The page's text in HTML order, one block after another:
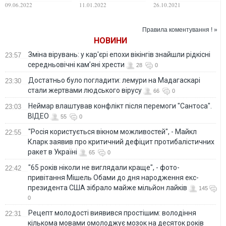
позиции Болгарии
09.06.2022
пригрозившего
11.01.2022
Гатчинс
26.10.2021
Правила коментування ! »
НОВИНИ
23:57
Зміна вірувань: у кар'єрі епохи вікінгів знайшли рідкісні
середньовічні кам’яні хрести
28 0
23:30
Достатньо було погладити: лемури на Мадагаскарі
стали жертвами людського вірусу
66 0
23:03
Неймар влаштував конфлікт після перемоги "Сантоса".
ВІДЕО
55 0
22:55
"Росія користується вікном можливостей", - Майкл
Кларк заявив про критичний дефіцит протибалістичних
ракет в Україні
65 0
22:42
"65 років ніколи не виглядали краще", - фото-
привітання Мішель Обами до дня народження екс-
президента США зібрало майже мільйон лайків
145
0
22:31
Рецепт молодості виявився простішим: володіння
кількома мовами омолоджує мозок на десяток років